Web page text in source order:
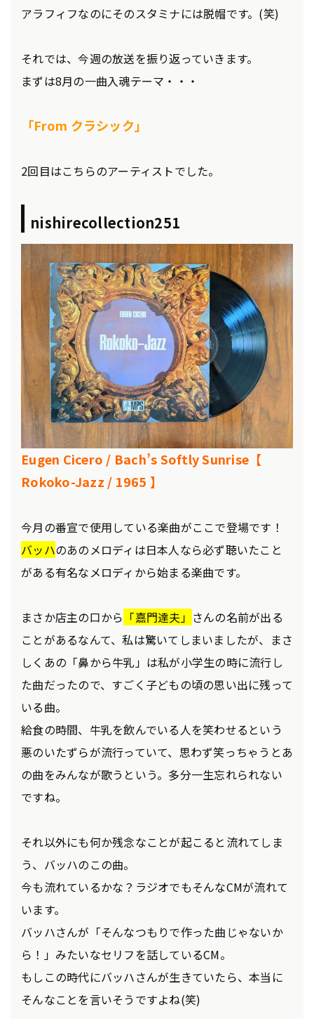
アラフィフなのにそのスタミナには脱帽です。(笑)
それでは、今週の放送を振り返っていきます。
まずは8月の一曲入魂テーマ・・・
「From クラシック」
2回目はこちらのアーティストでした。
nishirecollection251
Eugen Cicero / Bach’s Softly Sunrise【
Rokoko-Jazz / 1965 】
今月の番宣で使用している楽曲がここで登場です！
バッハのあのメロディは日本人なら必ず聴いたこと
がある有名なメロディから始まる楽曲です。
まさか店主の口から 「嘉門達夫」 さんの名前が出る
ことがあるなんて、私は驚いてしまいましたが、まさ
しくあの「鼻から牛乳」は私が小学生の時に流行し
た曲だったので、すごく子どもの頃の思い出に残って
いる曲。
給食の時間、牛乳を飲んでいる人を笑わせるという
悪のいたずらが流行っていて、思わず笑っちゃうとあ
の曲をみんなが歌うという。多分一生忘れられない
ですね。
それ以外にも何か残念なことが起こると流れてしま
う、バッハのこの曲。
今も流れているかな？ラジオでもそんなCMが流れて
います。
バッハさんが「そんなつもりで作った曲じゃないか
ら！」みたいなセリフを話しているCM。
もしこの時代にバッハさんが生きていたら、本当に
そんなことを言いそうですよね(笑)